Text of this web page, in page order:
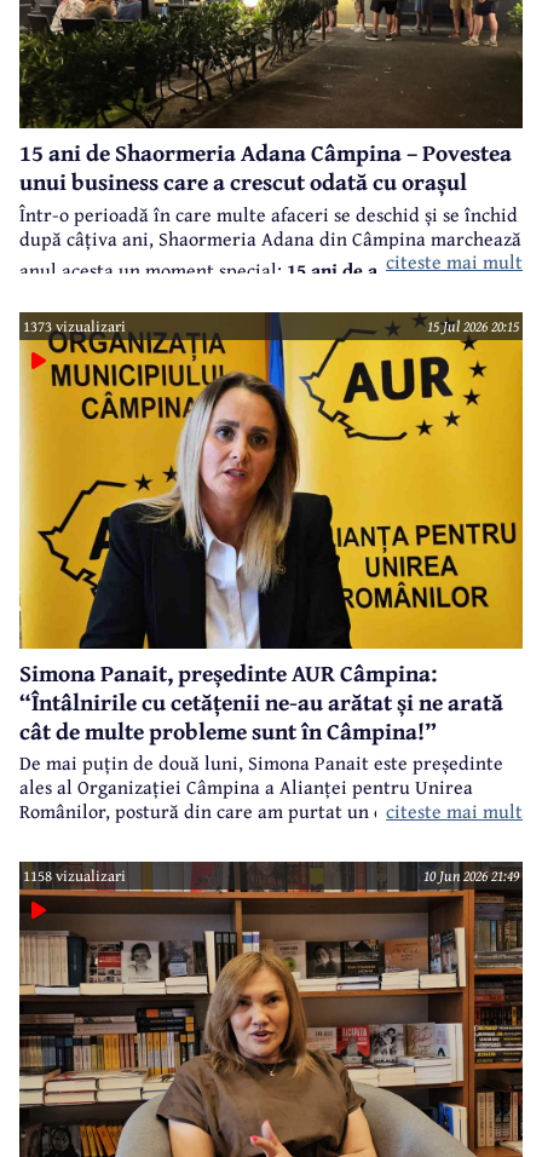
15 ani de Shaormeria Adana Câmpina – Povestea
unui business care a crescut odată cu orașul
Într-o perioadă în care multe afaceri se deschid și se închid
după câțiva ani, Shaormeria Adana din Câmpina marchează
anul acesta un moment special: 15 ani de activitate, cu o
promoție incredibilă în care oferă orice produs consacrat
deja cu un cost peste 15 lei, cadou la 15 lei, doar marți, 4
august, până la ora 15.00, în limita stocului.În spatele
acestui succes se află perseverență și calitate a unor
produse excepționale și dorința de a oferi clienților o
calitate constantă la cele mai înalte standarde.
citeste mai mult
1373 vizualizari 15 Jul 2026 20:15
Simona Panait, președinte AUR Câmpina:
“Întâlnirile cu cetățenii ne-au arătat și ne arată
cât de multe probleme sunt în Câmpina!”
De mai puțin de două luni, Simona Panait este președinte
ales al Organizației Câmpina a Alianței pentru Unirea
Românilor, postură din care am purtat un dialog despre
formațiuni politice.
citeste mai mult
1158 vizualizari 10 Jun 2026 21:49